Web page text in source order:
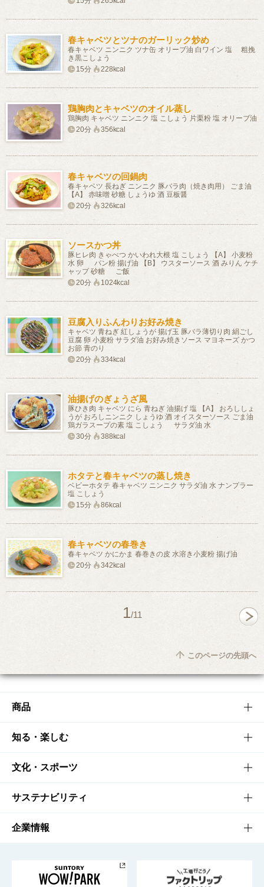
春キャベツとツナのガーリック炒め
春キャベツ ニンニク ツナ缶 オリーブ油 白ワイン 塩 粗挽
き黒こしょう
15分
228kcal
鶏胸肉とキャベツのオイル蒸し
鶏胸肉 キャベツ ニンニク 塩 こしょう 片栗粉 塩 オリーブ油
20分
356kcal
春キャベツの回鍋肉
春キャベツ 長ねぎ ニンニク 豚バラ肉（焼き肉用） ごま油
【A】 赤味噌 砂糖 しょうゆ 酒 豆板醤
20分
326kcal
ソースかつ丼
豚ヒレ肉 きゃべつ かいわれ大根 塩 こしょう 【A】 小麦粉
水 卵 パン粉 揚げ油 【B】 ウスターソース 酒 みりん ケチ
ャップ 砂糖 ご飯
20分
1024kcal
豆腐入りふんわりお好み焼き
キャベツ 青ねぎ 紅しょうが 揚げ玉 豚バラ薄切り肉 絹ごし
豆腐 卵 小麦粉 サラダ油 お好み焼きソース マヨネーズ かつ
お節 青のり
20分
334kcal
油揚げのぎょうざ風
豚ひき肉 キャベツ にら 青ねぎ 油揚げ 塩 【A】 おろししょ
うが おろしニンニク しょうゆ 酒 オイスターソース ごま油
鶏ガラスープの素 塩 こしょう サラダ油 水
30分
388kcal
ホタテと春キャベツの蒸し焼き
ベビーホタテ 春キャベツ ニンニク サラダ油 水 ナンプラー
塩 こしょう
15分
86kcal
春キャベツの春巻き
春キャベツ かにかま 春巻きの皮 水溶き小麦粉 揚げ油
20分
342kcal
1/11
このページの先頭へ
商品
商品TOP
商品一覧
商品発売情報
栄養成分一覧
知る・楽しむ
知る・楽しむTOP
キャンペーン
工場見学
地域情報
文化・スポーツ
文化・スポーツTOP
サントリーホール
サントリーサンバーズ大阪
サステナビリティ
サステナビリティTOP
サントリーが考えるサステナビリティ経営
企業情報